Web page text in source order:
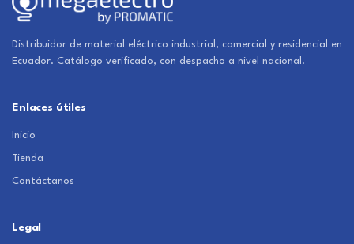
Distribuidor de material eléctrico industrial, comercial y residencial en
Ecuador. Catálogo verificado, con despacho a nivel nacional.
Enlaces útiles
Inicio
Tienda
Contáctanos
Legal